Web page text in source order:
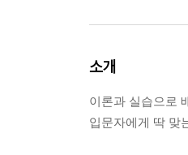
소개
이론과 실습으로
입문자에게 딱 맞